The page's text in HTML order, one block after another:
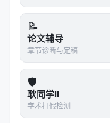
98% vs 4% 这个对
个模型、同样的三
几何约束，效果差了
🧩 消融实验：两
GEMS 做了严格的
果：
📝
论文辅导
章节诊断与定稿
🛡️
耿同学II
学术打假检测